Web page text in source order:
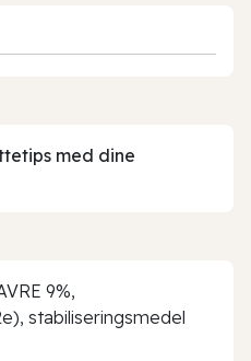
med dine
9%,
stabiliseringsmedel